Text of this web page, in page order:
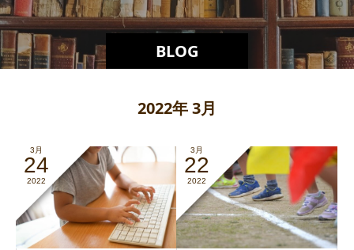
BLOG
2022年 3月
3月
24
2022
3月
22
2022